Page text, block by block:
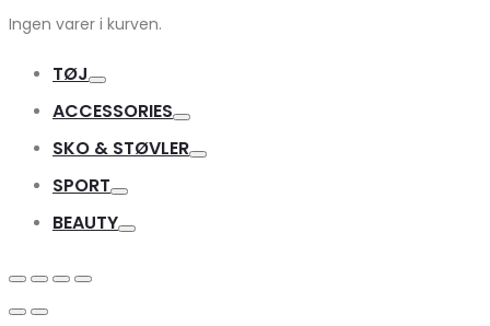
Ingen varer i kurven.
TØJ
ACCESSORIES
SKO & STØVLER
SPORT
BEAUTY